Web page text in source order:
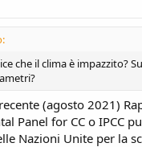
che il clima è impazzito?
(agosto 2021)
Panel for CC o IPCC
Nazioni Unite per la